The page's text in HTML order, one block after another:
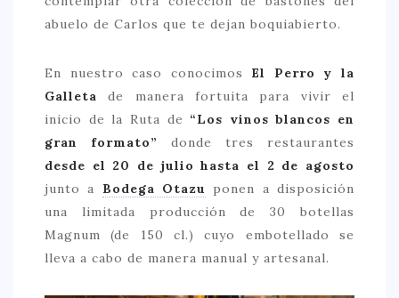
abuelo de Carlos que te dejan boquiabierto.
En nuestro caso conocimos El Perro y la
Galleta de manera fortuita para vivir el
inicio de la Ruta de “Los vinos blancos en
gran formato” donde tres restaurantes
desde el 20 de julio hasta el 2 de agosto
junto a Bodega Otazu
ponen a disposición
una limitada producción de 30 botellas
Magnum (de 150 cl.) cuyo embotellado se
lleva a cabo de manera manual y artesanal.